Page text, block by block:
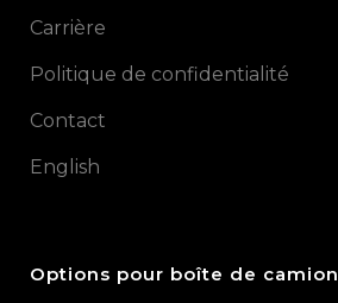
Carrière
Politique de confidentialité
Contact
English
Options pour boîte de camion